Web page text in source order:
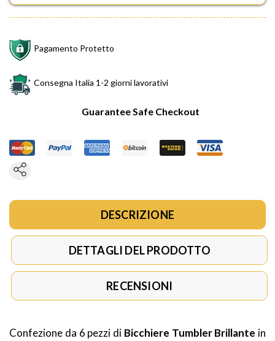
Pagamento Protetto
Consegna Italia 1-2 giorni lavorativi
Guarantee Safe Checkout
DESCRIZIONE
DETTAGLI DEL PRODOTTO
RECENSIONI
Confezione da 6 pezzi di Bicchiere Tumbler Brillante in